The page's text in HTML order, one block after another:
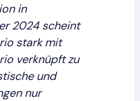
in
2024 scheint
stark mit
verknüpft zu
und
nur